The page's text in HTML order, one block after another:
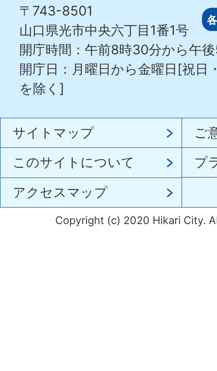
〒743-8501
山口県光市中央六丁目1番1号
開庁時間：午前8時30分から午
開庁日：月曜日から金曜日[祝日
を除く]
サイトマップ
ご
このサイトについて
プ
アクセスマップ
Copyright (c) 2020 Hikari City.